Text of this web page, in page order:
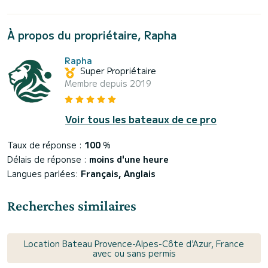
À propos du propriétaire, Rapha
Rapha
Super Propriétaire
Membre depuis 2019
Voir tous les bateaux de ce pro
Taux de réponse : 100 %
Délais de réponse : moins d'une heure
Langues parlées: Français, Anglais
Recherches similaires
Location Bateau Provence-Alpes-Côte d'Azur, France
avec ou sans permis